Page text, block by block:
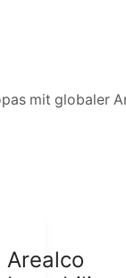
mit globaler
Arealco